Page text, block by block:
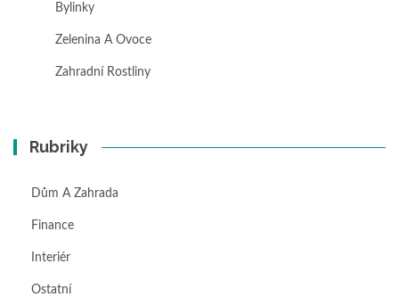
Bylinky
Zelenina A Ovoce
Zahradní Rostliny
Rubriky
Dům A Zahrada
Finance
Interiér
Ostatní